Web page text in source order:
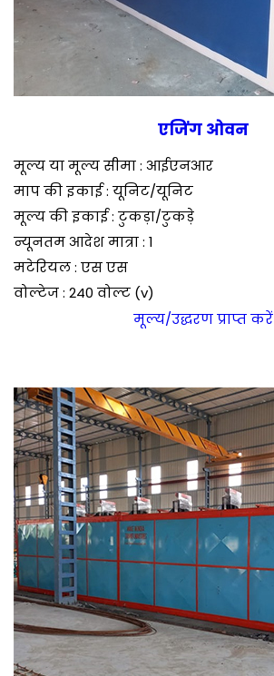
एजिंग ओवन
मूल्य या मूल्य सीमा : आईएनआर
माप की इकाई : यूनिट/यूनिट
मूल्य की इकाई : टुकड़ा/टुकड़े
न्यूनतम आदेश मात्रा : 1
मटेरियल : एस एस
वोल्टेज : 240 वोल्ट (v)
मूल्य/उद्धरण प्राप्त करें